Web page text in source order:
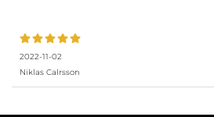
2022-11-02
Niklas Calrsson